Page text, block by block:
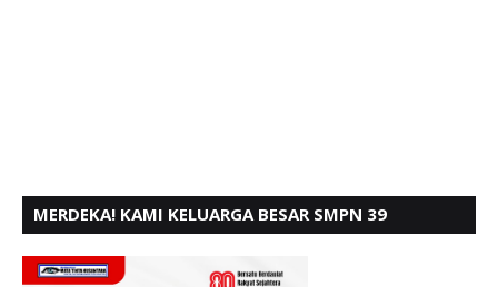
MERDEKA! KAMI KELUARGA BESAR SMPN 39